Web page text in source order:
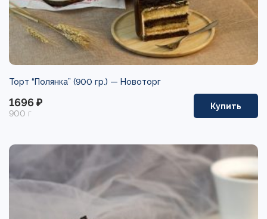
Торт “Полянка” (900 гр.) — Новоторг
1696 ₽
900 г
Купить